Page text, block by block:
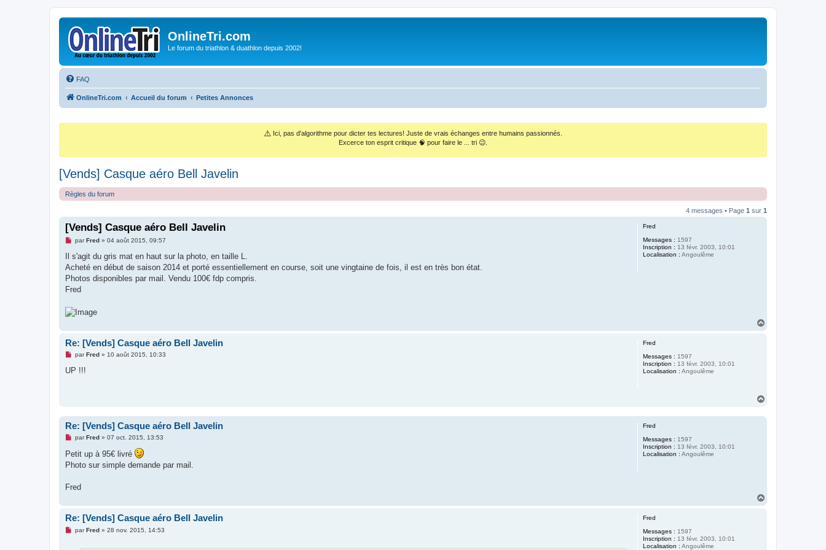
OnlineTri.com
Le forum du triathlon & duathlon depuis 2002!
FAQ
OnlineTri.com Accueil du forum Petites Annonces
⚠️ Ici, pas d'algorithme pour dicter tes lectures! Juste de vrais échanges entre humains passionnés.
Excerce ton esprit critique 🧠 pour faire le ... tri 😉.
[Vends] Casque aéro Bell Javelin
Règles du forum
4 messages • Page 1 sur 1
Fred
Messages : 1597
Inscription : 13 févr. 2003, 10:01
Localisation : Angoulême
[Vends] Casque aéro Bell Javelin
M
s
a
g
n
n
l
parFred» 04 août 2015, 09:57
Il s'agit du gris mat en haut sur la photo, en taille L.
Acheté en début de saison 2014 et porté essentiellement en course, soit une vingtaine de fois, il est en très bon état.
Photos disponibles par mail. Vendu 100€ fdp compris.
Fred
Fred
Messages : 1597
Inscription : 13 févr. 2003, 10:01
Localisation : Angoulême
Re: [Vends] Casque aéro Bell Javelin
M
s
l
u
parFred» 10 août 2015, 10:33
UP !!!
Fred
Messages : 1597
Inscription : 13 févr. 2003, 10:01
Localisation : Angoulême
Re: [Vends] Casque aéro Bell Javelin
M
s
s
a
n
u
parFred» 07 oct. 2015, 13:53
Petit up à 95€ livré
Photo sur simple demande par mail.
Fred
Fred
Messages : 1597
Inscription : 13 févr. 2003, 10:01
Localisation : Angoulême
Re: [Vends] Casque aéro Bell Javelin
MparFred» 28 nov. 2015, 14:53